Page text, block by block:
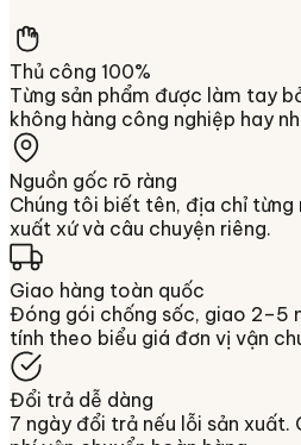
Thủ công 100%
Từng sản phẩm được làm tay
không hàng công nghiệp hay
Nguồn gốc rõ ràng
Chúng tôi biết tên, địa chỉ từng
xuất xứ và câu chuyện riêng.
Giao hàng toàn quốc
Đóng gói chống sốc, giao 2–5
tính theo biểu giá đơn vị vận
Đổi trả dễ dàng
7 ngày đổi trả nếu lỗi sản xuất.